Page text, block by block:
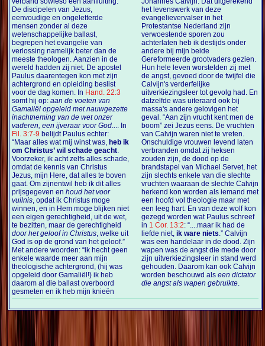
De discipelen van Jezus,
eenvoudige en ongeletterde
mensen zonder al deze
wetenschappelijke ballast,
begrepen het evangelie van
verlossing namelijk beter dan de
meeste theologen. Aanzien in de
wereld hadden zij niet. De apostel
Paulus daarentegen kon met zijn
achtergrond en opleiding beslist
voor de dag komen. In Hand. 22:3
somt hij op:aan de voeten van
Gamaliël opgeleid met nauwgezette
inachtneming van de wet onzer
vaderen, een ijveraar voor God.... In
Fil. 3:7-9 belijdt Paulus echter:
“Maar alles wat mij winst was, heb ik
om Christus’ wil schade geacht.
Voorzeker, ik acht zelfs alles schade,
omdat de kennis van Christus
Jezus, mijn Here, dat alles te boven
gaat. Om zijnentwil heb ik dit alles
prijsgegeven enhoud het voor
vuilnis, opdat ik Christus moge
winnen, en in Hem moge blijken niet
een eigen gerechtigheid, uit de wet,
te bezitten, maar de gerechtigheid
door het geloof in Christus, welke uit
God is op de grond van het geloof.”
Met andere woorden: “ik hecht geen
enkele waarde meer aan mijn
theologische achtergrond, (hij was
opgeleid door Gamaliël!) ik heb
daarom al die ballast overboord
gesmeten en ik heb mijn knieën
het levenswerk van deze
evangelievervalser in het
Protestantse Nederland zijn
verwoestende sporen zou
achterlaten heb ik destijds onder
andere bij mijn beide
Gereformeerde grootvaders gezien.
Hun hele leven worstelden zij met
de angst, gevoed door de twijfel die
Calvijn's verderfelijke
uitverkiezingsleer tot gevolg had. En
datzelfde was uiteraard ook bij
massa's andere gelovigen het
geval. “Aan zijn vrucht kent men de
boom” zei Jezus eens. De vruchten
van Calvijn waren niet te vreten.
Onschuldige vrouwen levend laten
verbranden omdat zij heksen
zouden zijn, de dood op de
brandstapel van Michael Servet, het
zijn slechts enkele van die slechte
vruchten waaraan de slechte Calvijn
herkend kon worden als iemand met
een hoofd vol theologie maar met
een leeg hart. En van deze wolf kon
gezegd worden wat Paulus schreef
in
1 Cor. 13:2: “....maar ik had de
liefde niet, ik ware niets.” Calvijn
was een handelaar in de dood. Zijn
wapen was de angst die mede door
zijn uitverkiezingsleer in stand werd
gehouden. Daarom kan ook Calvijn
worden beschouwd als een dictator
die angst als wapen gebruikte.